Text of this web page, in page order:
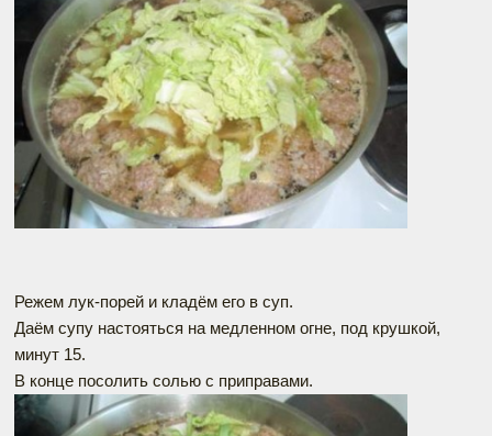
Режем лук-порей и кладём его в суп.
Даём супу настояться на медленном огне, под крушкой,
минут 15.
В конце посолить солью с приправами.